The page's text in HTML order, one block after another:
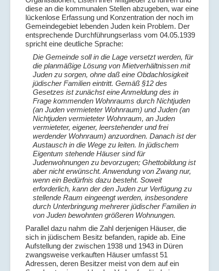
diese an die kommunalen Stellen abzugeben, war eine
lückenlose Erfassung und Konzentration der noch im
Gemeindegebiet lebenden Juden kein Problem. Der
entsprechende Durchführungserlass vom 04.05.1939
spricht eine deutliche Sprache:
Die Gemeinde soll in die Lage versetzt werden, für
die planmäßige Lösung von Mietverhältnissen mit
Juden zu sorgen, ohne daß eine Obdachlosigkeit
jüdischer Familien eintritt. Gemäß §12 des
Gesetzes ist zunächst eine Anmeldung des in
Frage kommenden Wohnraums durch Nichtjuden
(an Juden vermieteter Wohnraum) und Juden (an
Nichtjuden vermieteter Wohnraum, an Juden
vermieteter, eigener, leerstehender und frei
werdender Wohnraum) anzuordnen. Danach ist der
Austausch in die Wege zu leiten. In jüdischem
Eigentum stehende Häuser sind für
Judenwohnungen zu bevorzugen; Ghettobildung ist
aber nicht erwünscht. Anwendung von Zwang nur,
wenn ein Bedürfnis dazu besteht. Soweit
erforderlich, kann der den Juden zur Verfügung zu
stellende Raum eingeengt werden, insbesondere
durch Unterbringung mehrerer jüdischer Familien in
von Juden bewohnten größeren Wohnungen.
Parallel dazu nahm die Zahl derjenigen Häuser, die
sich in jüdischem Besitz befanden, rapide ab. Eine
Aufstellung der zwischen 1938 und 1943 in Düren
zwangsweise verkauften Häuser umfasst 51
Adressen, deren Besitzer meist von dem auf ein